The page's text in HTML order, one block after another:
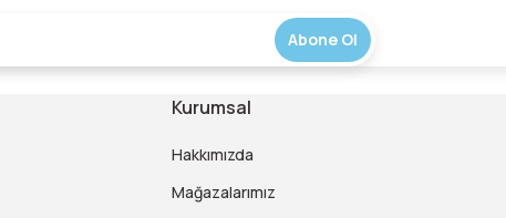
Abone Ol
Kurumsal
Hakkımızda
Mağazalarımız